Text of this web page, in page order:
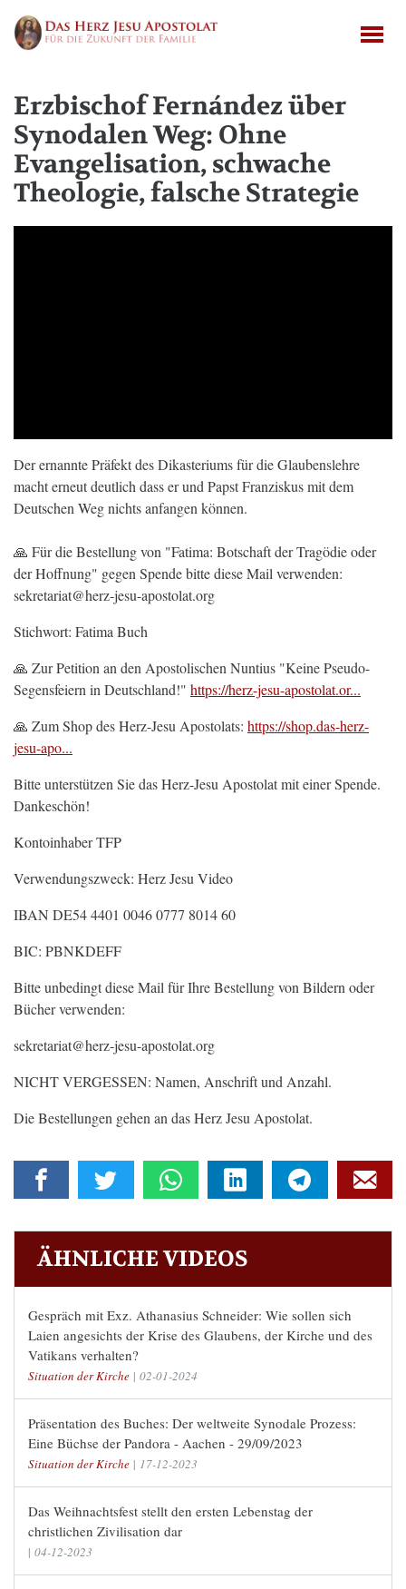
Erzbischof Fernández über
Synodalen Weg: Ohne
Evangelisation, schwache
Theologie, falsche Strategie
Der ernannte Präfekt des Dikasteriums für die Glaubenslehre
macht erneut deutlich dass er und Papst Franziskus mit dem
Deutschen Weg nichts anfangen können.
🙏 Für die Bestellung von "Fatima: Botschaft der Tragödie oder
der Hoffnung" gegen Spende bitte diese Mail verwenden:
sekretariat@herz-jesu-apostolat.org
Stichwort: Fatima Buch
🙏 Zur Petition an den Apostolischen Nuntius "Keine Pseudo-
Segensfeiern in Deutschland!" https://herz-jesu-apostolat.or...
🙏 Zum Shop des Herz-Jesu Apostolats: https://shop.das-herz-
jesu-apo...
Bitte unterstützen Sie das Herz-Jesu Apostolat mit einer Spende.
Dankeschön!
Kontoinhaber TFP
Verwendungszweck: Herz Jesu Video
IBAN DE54 4401 0046 0777 8014 60
BIC: PBNKDEFF
Bitte unbedingt diese Mail für Ihre Bestellung von Bildern oder
Bücher verwenden:
sekretariat@herz-jesu-apostolat.org
NICHT VERGESSEN: Namen, Anschrift und Anzahl.
Die Bestellungen gehen an das Herz Jesu Apostolat.
ÄHNLICHE VIDEOS
Gespräch mit Exz. Athanasius Schneider: Wie sollen sich
Laien angesichts der Krise des Glaubens, der Kirche und des
Vatikans verhalten?
Situation der Kirche | 02-01-2024
Präsentation des Buches: Der weltweite Synodale Prozess:
Eine Büchse der Pandora - Aachen - 29/09/2023
Situation der Kirche | 17-12-2023
Das Weihnachtsfest stellt den ersten Lebenstag der
christlichen Zivilisation dar
| 04-12-2023